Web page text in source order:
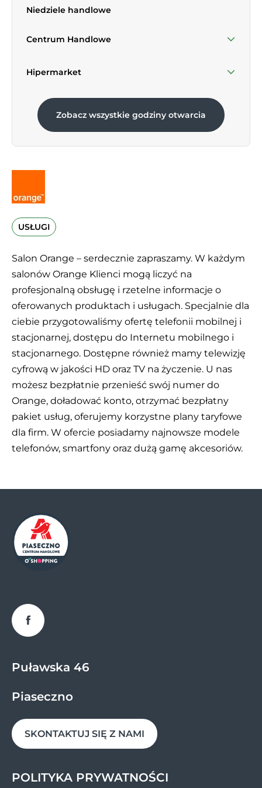
Sobota
Niedziele handlowe
Centrum Handlowe
Niedziela 30 Sierpnia
Hipermarket
Niedziela 30 Sierpnia 06:00 - 21:00
Zobacz wszystkie godziny otwarcia
USŁUGI
Salon Orange – serdecznie zapraszamy. W każdym
salonów Orange Klienci mogą liczyć na
profesjonalną obsługę i rzetelne informacje o
oferowanych produktach i usługach. Specjalnie dla
ciebie przygotowaliśmy ofertę telefonii mobilnej i
stacjonarnej, dostępu do Internetu mobilnego i
stacjonarnego. Dostępne również mamy telewizję
cyfrową w jakości HD oraz TV na życzenie. U nas
możesz bezpłatnie przenieść swój numer do
Orange, doładować konto, otrzymać bezpłatny
pakiet usług, oferujemy korzystne plany taryfowe
dla firm. W ofercie posiadamy najnowsze modele
telefonów, smartfony oraz dużą gamę akcesoriów.
Puławska 46
Piaseczno
SKONTAKTUJ SIĘ Z NAMI
POLITYKA PRYWATNOŚCI
Facebook